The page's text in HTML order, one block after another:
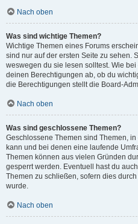
Nach oben
Was sind wichtige Themen?
Wichtige Themen eines Forums
sind nur auf der ersten Seite zu sehen.
weswegen du sie lesen solltest. Wie
deinen Berechtigungen ab, ob du
die Berechtigungen stellt die Board-
Nach oben
Was sind geschlossene Themen?
Geschlossene Themen sind Themen,
kann und bei denen eine laufende
Themen können aus vielen Gründen
gesperrt werden. Eventuell hast du
Themen zu schließen, sofern dies
wurde.
Nach oben